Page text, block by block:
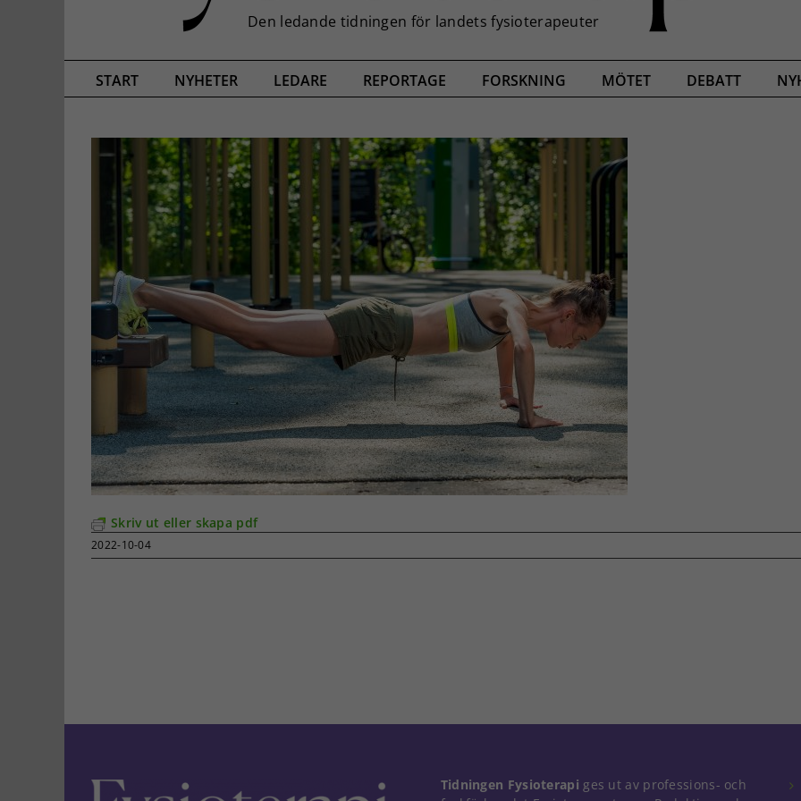
START NYHETER LEDARE REPORTAGE FORSKNING MÖTET DEBATT
Skriv ut eller skapa pdf
2022-10-04
Tidningen Fysioterapi ges ut av professions- och